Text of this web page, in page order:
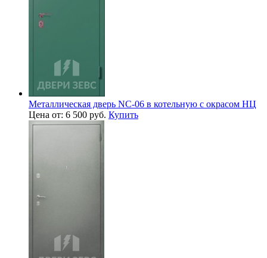
Металлическая дверь NC-06 в котельную с окрасом НЦ
Цена от: 6 500 руб. Купить